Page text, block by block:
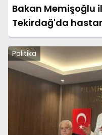
Bakan Memişoğlu
Tekirdağ'da
Politika